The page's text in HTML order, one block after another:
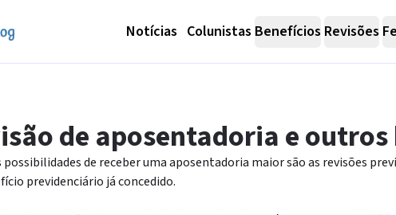
Notícias Colunistas Benefícios Revisões
de aposentadoria e outros
de receber uma aposentadoria maior são as revisões
previdenciário já concedido.